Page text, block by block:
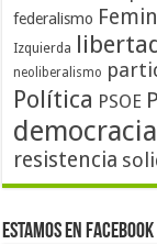
federalismo
Izquierda
neoliberalismo
Política PSOE
democracia
resistencia
Estamos en Facebook